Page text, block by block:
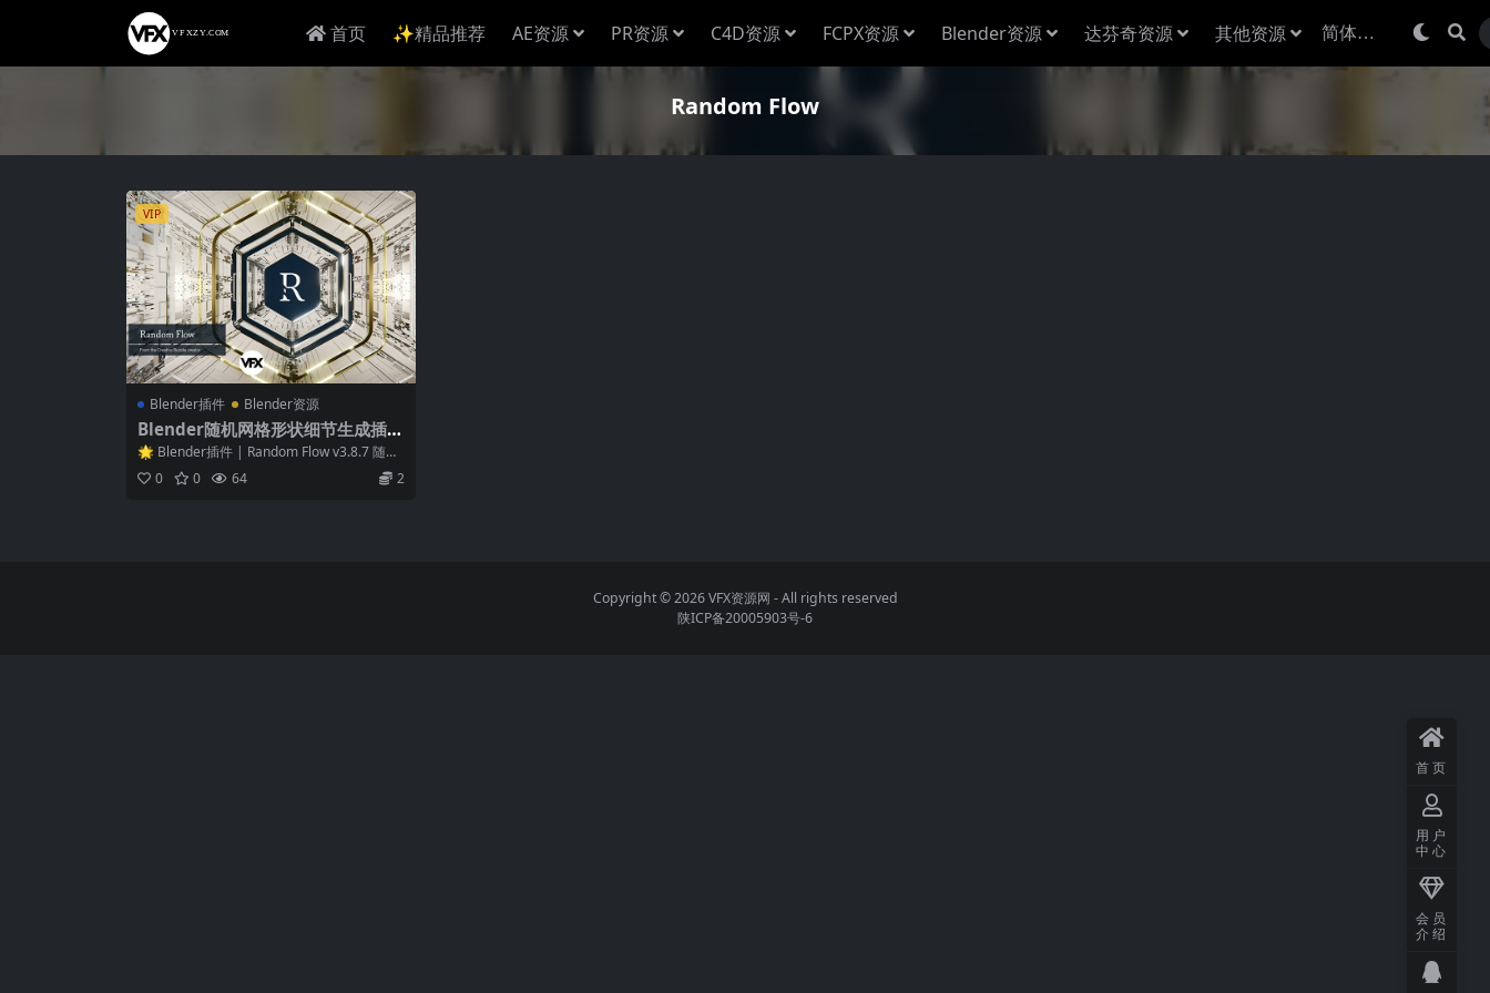
首页 ✨精品推荐 AE资源 PR资源 C4D资源 FCPX资源 Blender资源 达芬奇资源 其他资源
Random Flow
VIP
Blender插件 Blender资源
Blender随机网格形状细节生成插件
Random Flow v3.8.7 含预设库
🌟 Blender插件 | Random Flow v3.8.7 随机
网格生成器...
0 0 64 2
Copyright © 2026VFX资源网 - All rights reserved
陕ICP备20005903号-6
首页
用户
中心
会员
介绍